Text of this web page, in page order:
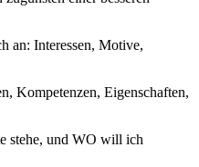
an: Interessen, Motive,
Kompetenzen, Eigenschaften,
stehe, und WO will ich